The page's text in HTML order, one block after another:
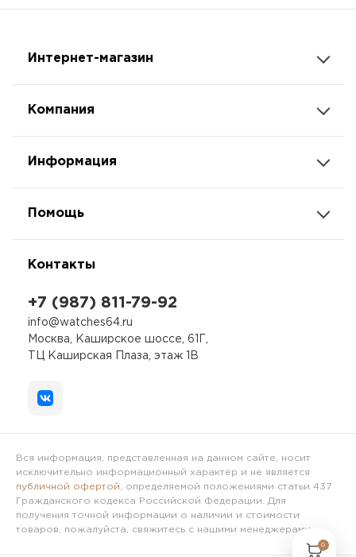
Интернет-магазин
Компания
Информация
Помощь
Контакты
+7 (987) 811-79-92
info@watches64.ru
Москва, Каширское шоссе, 61Г,
ТЦ Каширская Плаза, этаж 1В
Вся информация, представленная на данном сайте, носит
исключительно информационный характер и не является
публичной офертой , определяемой положениями статьи 437
Гражданского кодекса Российской Федерации. Для
получения точной информации о наличии и стоимости
товаров, пожалуйста, свяжитесь с нашими менеджерами.
0